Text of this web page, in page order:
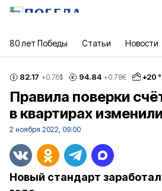
80 лет Победы Статьи Новости
82.17 +0.76$ 94.84 +0.78€ +20
Правила поверки
в квартирах
2 ноября 2022, 09:00
Новый стандарт заработал